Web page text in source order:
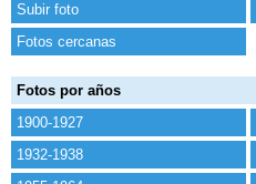
Subir foto
Fotos cercanas
Fotos por años
1900-1927
1932-1938